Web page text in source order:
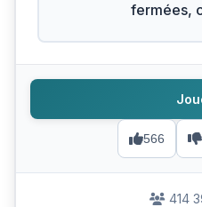
fermées,
566
414